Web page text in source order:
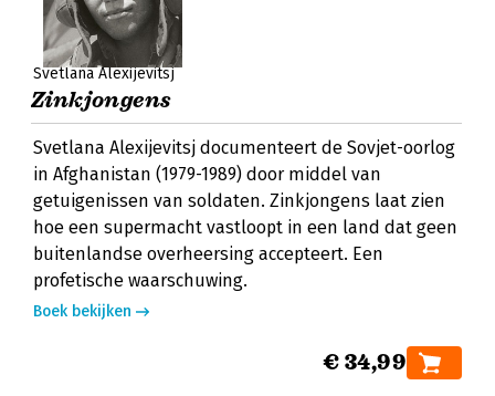
Svetlana Alexijevitsj
Zinkjongens
Svetlana Alexijevitsj documenteert de Sovjet-oorlog
in Afghanistan (1979-1989) door middel van
getuigenissen van soldaten. Zinkjongens laat zien
hoe een supermacht vastloopt in een land dat geen
buitenlandse overheersing accepteert. Een
profetische waarschuwing.
Boek bekijken
€ 34,99